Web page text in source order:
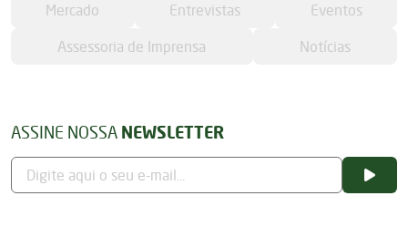
Mercado
Entrevistas
Eventos
Assessoria de Imprensa
Notícias
ASSINE NOSSA NEWSLETTER